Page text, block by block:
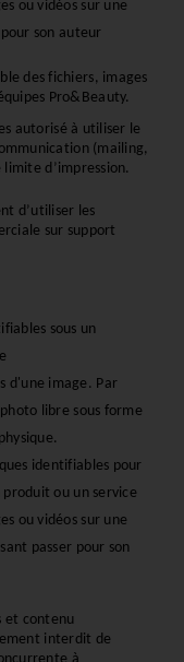
ou vidéos sur une
son auteur
des fichiers, images
Pro&Beauty.
autorisé à utiliser le
(mailing,
d’impression.
d’utiliser les
sur support
sous un
d'une image. Par
libre sous forme
identifiables pour
ou un service
ou vidéos sur une
passer pour son
et contenu
interdit de